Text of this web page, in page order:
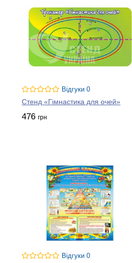
Відгуки 0
Стенд «Гімнастика для очей»
476 грн
Відгуки 0